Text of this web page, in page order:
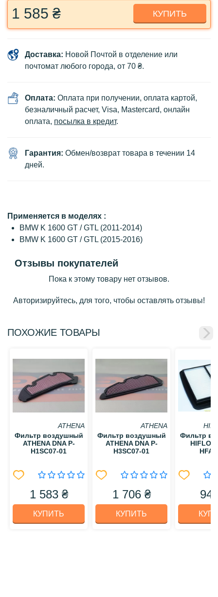
1 585 ₴ КУПИТЬ
Доставка: Новой Почтой в отделение или
почтомат любого города, от 70 ₴.
Оплата: Оплата при получении, оплата картой,
безналичный расчет, Visa, Mastercard, онлайн
оплата, посылка в кредит.
Гарантия: Обмен/возврат товара в течении 14
дней.
Применяется в моделях :
BMW K 1600 GT / GTL (2011-2014)
BMW K 1600 GT / GTL (2015-2016)
Отзывы покупателей
Пока к этому товару нет отзывов.
Авторизируйтесь, для того, чтобы оставлять отзывы!
ПОХОЖИЕ ТОВАРЫ
ATHENA
Фильтр воздушный
ATHENA DNA P-
H1SC07-01
1 583 ₴
КУПИТЬ
ATHENA
Фильтр воздушный
ATHENA DNA P-
H3SC07-01
1 706 ₴
КУПИТЬ
Фильтр
HIFLO